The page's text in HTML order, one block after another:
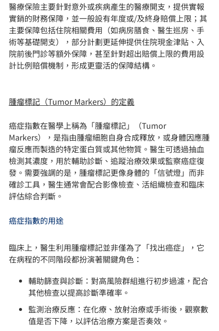
醫療保險主要針對意外或疾病產生的醫療開支，提供實報
實銷的財務保障，並一般設有年度或/及終身賠償上限；其
主要保障包括住院相關費用（如病房膳食、醫生巡房、手
術等基礎開支），部分計劃更延伸提供住院現金津貼、入
院前後門診等額外保障，甚至針對超出賠償上限的費用設
計比例賠償機制，形成更靈活的保障結構。
腫瘤標記（Tumor Markers）的定義
癌症指數在醫學上稱為「腫瘤標記」（Tumor
Markers），是指由腫瘤細胞自身合成釋放，或身體因應腫
瘤反應而製造的特定蛋白質或其他物質。醫生可透過抽血
檢測其濃度，用於輔助診斷、追蹤治療效果或監察癌症復
發。需要強調的是，腫瘤標記更像身體的「信號燈」而非
確診工具，醫生通常會配合影像檢查、活組織檢查和臨床
評估綜合判斷。
癌症指數的用途
臨床上，醫生利用腫瘤標記並非僅為了「找出癌症」，它
在病程的不同階段都扮演著關鍵角色：
輔助篩查與診斷：對高風險群組進行初步過濾，配合
其他檢查以提高診斷準確率。
監測治療反應：在化療、放射治療或手術後，觀察數
值是否下降，以評估治療方案是否奏效。